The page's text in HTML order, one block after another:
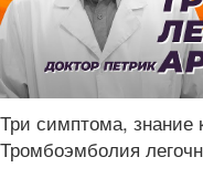
Три симптома, знание
Тромбоэмболия